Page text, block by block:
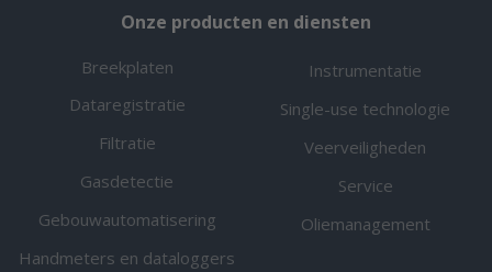
Onze producten en diensten
Breekplaten
Dataregistratie
Filtratie
Gasdetectie
Gebouwautomatisering
Handmeters en dataloggers
Instrumentatie
Single-use technologie
Veerveiligheden
Service
Oliemanagement